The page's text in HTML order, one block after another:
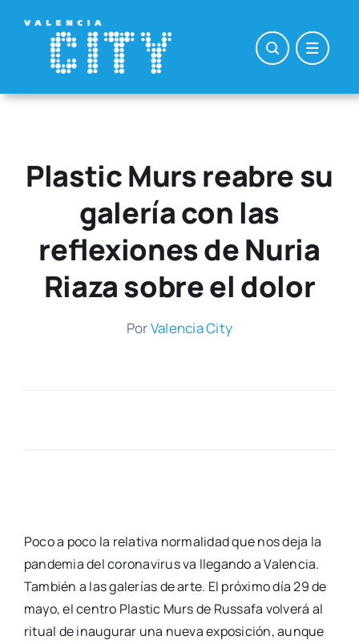
contenido
Plastic Murs reabre su
galería con las
reflexiones de Nuria
Riaza sobre el dolor
PorValen­cia City
Poco a poco la rela­ti­va nor­ma­li­dad que nos deja la
pan­de­mia del coro­na­vi­rus va lle­gan­do a Valen­cia.
Tam­bién a las gale­rías de arte. El pró­xi­mo día 29 de
mayo, el cen­tro Plas­tic Murs de Rus­sa­fa vol­ve­rá al
ritual de inau­gu­rar una nue­va expo­si­ción, aun­que